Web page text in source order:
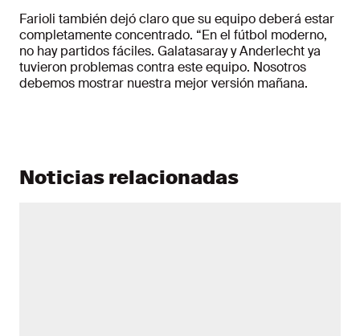
Farioli también dejó claro que su equipo deberá estar
completamente concentrado. “En el fútbol moderno,
no hay partidos fáciles. Galatasaray y Anderlecht ya
tuvieron problemas contra este equipo. Nosotros
debemos mostrar nuestra mejor versión mañana.
Noticias relacionadas